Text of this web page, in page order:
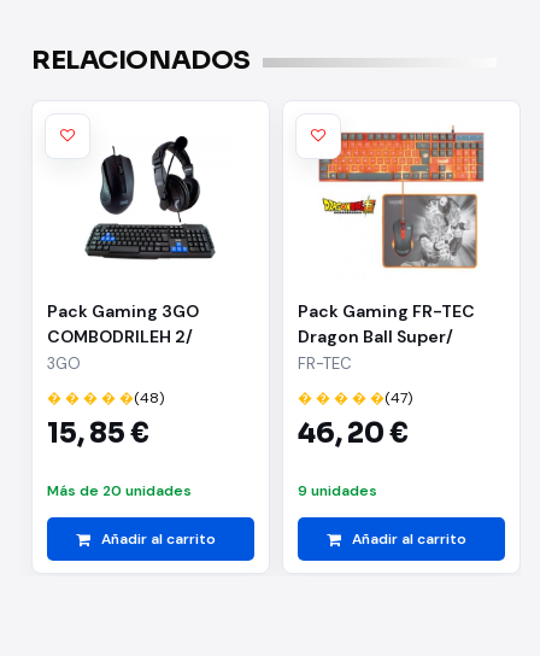
RELACIONADOS
Pack Gaming 3GO
COMBODRILEH 2/
Teclado + Ratón +
Auriculares
3GO
� � � � �(48)
15,85 €
Más de 20 unidades
Añadir al carrito
Pack Gaming FR-TEC
Dragon Ball Super/
Teclado + Ratón +
Alfombrilla
FR-TEC
� � � � �(47)
46,20 €
9 unidades
Añadir al carrito